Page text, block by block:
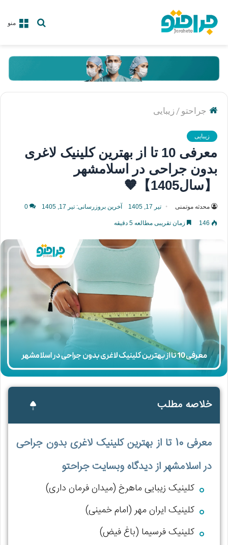
منوجستجو
جراحتو / زیبایی
زیبایی
معرفی 10 تا از بهترین کلینیک لاغری
بدون جراحی در اسلامشهر
【سال1405】🧡
محدثه موتمنی تیر 17, 1405 آخرین بروزرسانی: تیر 17, 1405 0
146 زمان تقریبی مطالعه 5 دقیقه
خلاصه مطلب
معرفی 10 تا از بهترین کلینیک لاغری بدون جراحی
در اسلامشهر از دیدگاه وبسایت جراحتو
کلینیک زیبایی ماهرخ (میدان فرمان داری)
کلینیک ایران مهر (امام خمینی)
کلینیک فرسیما (باغ فیض)